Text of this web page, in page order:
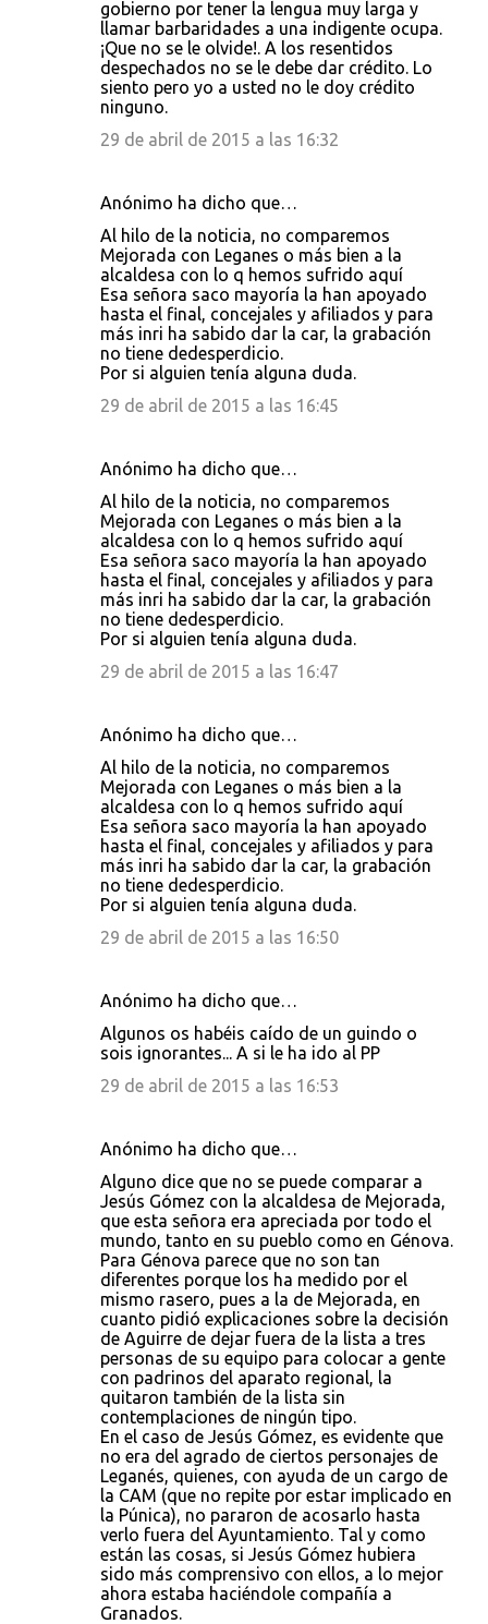
gobierno por tener la lengua muy larga y
llamar barbaridades a una indigente ocupa.
¡Que no se le olvide!. A los resentidos
despechados no se le debe dar crédito. Lo
siento pero yo a usted no le doy crédito
ninguno.
29 de abril de 2015 a las 16:32
Anónimo ha dicho que…
Al hilo de la noticia, no comparemos
Mejorada con Leganes o más bien a la
alcaldesa con lo q hemos sufrido aquí
Esa señora saco mayoría la han apoyado
hasta el final, concejales y afiliados y para
más inri ha sabido dar la car, la grabación
no tiene dedesperdicio.
Por si alguien tenía alguna duda.
29 de abril de 2015 a las 16:45
Anónimo ha dicho que…
Al hilo de la noticia, no comparemos
Mejorada con Leganes o más bien a la
alcaldesa con lo q hemos sufrido aquí
Esa señora saco mayoría la han apoyado
hasta el final, concejales y afiliados y para
más inri ha sabido dar la car, la grabación
no tiene dedesperdicio.
Por si alguien tenía alguna duda.
29 de abril de 2015 a las 16:47
Anónimo ha dicho que…
Al hilo de la noticia, no comparemos
Mejorada con Leganes o más bien a la
alcaldesa con lo q hemos sufrido aquí
Esa señora saco mayoría la han apoyado
hasta el final, concejales y afiliados y para
más inri ha sabido dar la car, la grabación
no tiene dedesperdicio.
Por si alguien tenía alguna duda.
29 de abril de 2015 a las 16:50
Anónimo ha dicho que…
Algunos os habéis caído de un guindo o
sois ignorantes... A si le ha ido al PP
29 de abril de 2015 a las 16:53
Anónimo ha dicho que…
Alguno dice que no se puede comparar a
Jesús Gómez con la alcaldesa de Mejorada,
que esta señora era apreciada por todo el
mundo, tanto en su pueblo como en Génova.
Para Génova parece que no son tan
diferentes porque los ha medido por el
mismo rasero, pues a la de Mejorada, en
cuanto pidió explicaciones sobre la decisión
de Aguirre de dejar fuera de la lista a tres
personas de su equipo para colocar a gente
con padrinos del aparato regional, la
quitaron también de la lista sin
contemplaciones de ningún tipo.
En el caso de Jesús Gómez, es evidente que
no era del agrado de ciertos personajes de
Leganés, quienes, con ayuda de un cargo de
la CAM (que no repite por estar implicado en
la Púnica), no pararon de acosarlo hasta
verlo fuera del Ayuntamiento. Tal y como
están las cosas, si Jesús Gómez hubiera
sido más comprensivo con ellos, a lo mejor
ahora estaba haciéndole compañía a
Granados.